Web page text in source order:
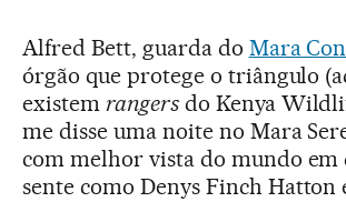
Alfred Bett, guarda do Mara
órgão que protege o triângulo
existem rangersdo Kenya
me disse uma noite no Mara
com melhor vista do mundo em
sente como Denys Finch Hatton